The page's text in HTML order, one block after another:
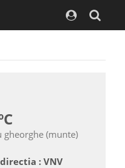
gheorghe (munte)
: VNV